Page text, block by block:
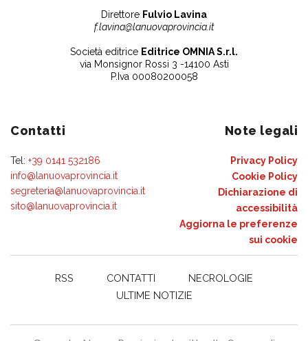
Direttore Fulvio Lavina
f.lavina@lanuovaprovincia.it
Società editrice Editrice OMNIA S.r.l.
via Monsignor Rossi 3 -14100 Asti
P.Iva 00080200058
Contatti
Tel: +39 0141 532186
info@lanuovaprovincia.it
segreteria@lanuovaprovincia.it
sito@lanuovaprovincia.it
Note legali
Privacy Policy
Cookie Policy
Dichiarazione di
accessibilità
Aggiorna le preferenze
sui cookie
RSS CONTATTI
NECROLOGIE
ULTIME NOTIZIE